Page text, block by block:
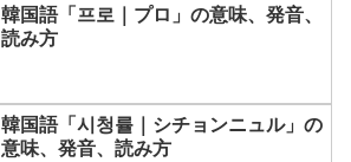
韓国語「프로｜プロ」の意味、発音、
読み方
韓国語「시청률｜シチョンニュル」の
意味、発音、読み方